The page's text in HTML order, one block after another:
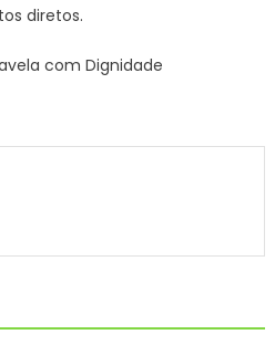
diretos.
com Dignidade